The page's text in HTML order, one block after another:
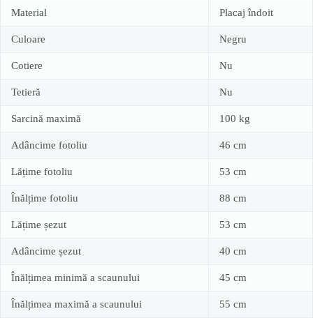
Material Placaj îndoit
Culoare Negru
Cotiere Nu
Tetieră Nu
Sarcină maximă 100 kg
Adâncime fotoliu 46 cm
Lățime fotoliu 53 cm
Înălțime fotoliu 88 cm
Lățime șezut 53 cm
Adâncime șezut 40 cm
Înălțimea minimă a scaunului 45 cm
Înălțimea maximă a scaunului 55 cm